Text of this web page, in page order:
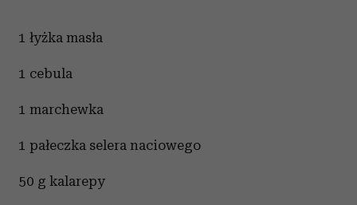
1 łyżka masła
1 cebula
1 marchewka
1 pałeczka selera naciowego
50 g kalarepy